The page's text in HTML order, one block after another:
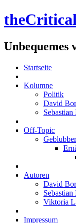
Unbequemes
Startseite
Kolumne
Politik
David
Sebastian
Off-Topic
Geblubber
Autoren
David
Sebastian
Viktoria
Impressum